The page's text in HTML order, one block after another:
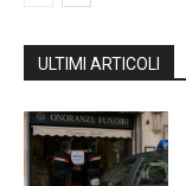
ULTIMI ARTICOLI